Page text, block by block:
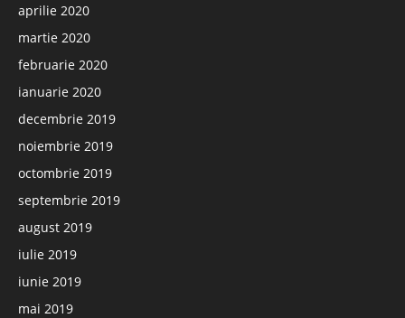
aprilie 2020
martie 2020
februarie 2020
ianuarie 2020
decembrie 2019
noiembrie 2019
octombrie 2019
septembrie 2019
august 2019
iulie 2019
iunie 2019
mai 2019